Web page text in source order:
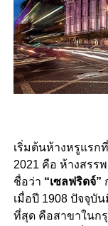
เริ่มต้นห้างหรูแรก
2021 คือ ห้างสรร
ชื่อว่า “เซลฟริดจ์”
เมื่อปี 1908 ปัจจุบั
ที่สุด คือสาขาในก